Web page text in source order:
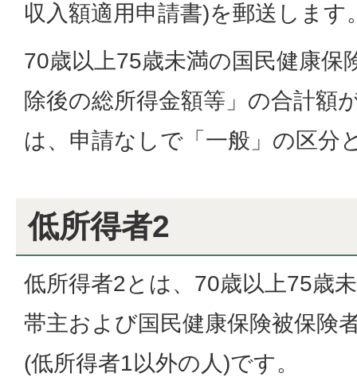
収入額適用申請書)を郵送します
70歳以上75歳未満の国民健康保
除後の総所得金額等」の合計額
は、申請なしで「一般」の区分
低所得者2
低所得者2とは、70歳以上75歳
帯主および国民健康保険被保険
(低所得者1以外の人)です。